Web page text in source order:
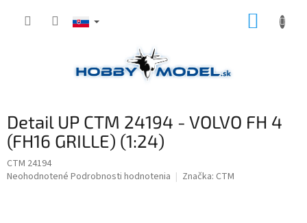
Detail UP CTM 24194 - VOLVO FH 4
(FH16 GRILLE) (1:24)
CTM 24194
Priemerné
Neohodnotené Podrobnosti hodnotenia Značka: CTM